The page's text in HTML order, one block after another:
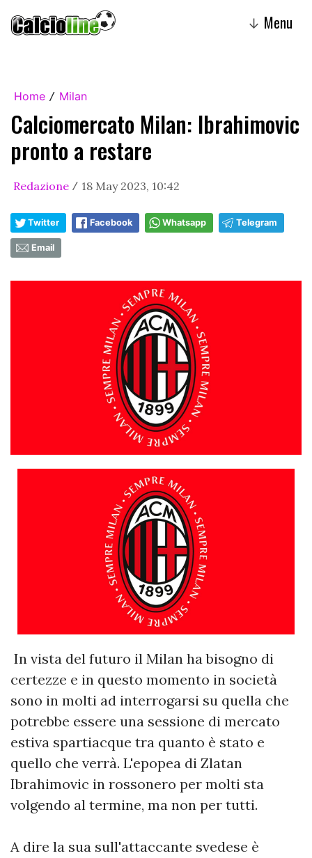
↓ Menu
Home / Milan
Calciomercato Milan: Ibrahimovic
pronto a restare
Redazione / 18 May 2023, 10:42
Twitter Facebook Whatsapp Telegram
Email
In vista del futuro il Milan ha bisogno di
certezze e in questo momento in società
sono in molti ad interrogarsi su quella che
potrebbe essere una sessione di mercato
estiva spartiacque tra quanto è stato e
quello che verrà. L'epopea di Zlatan
Ibrahimovic in rossonero per molti sta
volgendo al termine, ma non per tutti.
A dire la sua sull'attaccante svedese è